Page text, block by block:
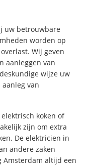
uw betrouwbare
worden op
Wij geven
aanleggen van
wijze uw
van
koken of
zijn om extra
De elektricien in
andere zaken
Amsterdam altijd een